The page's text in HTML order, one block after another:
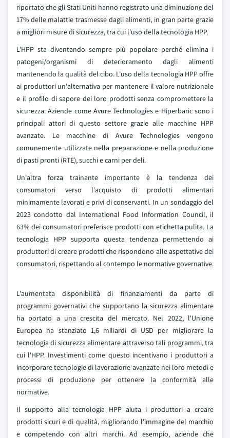
riportato che gli Stati Uniti hanno registrato una diminuzione del
17% delle malattie trasmesse dagli alimenti, in gran parte grazie
a migliori misure di sicurezza, tra cui l'uso della tecnologia HPP.
L'HPP sta diventando sempre più popolare perché elimina i
patogeni/organismi di deterioramento dagli alimenti
mantenendo la qualità del cibo. L'uso della tecnologia HPP offre
ai produttori un'alternativa per mantenere il valore nutrizionale
e il profilo di sapore dei loro prodotti senza compromettere la
sicurezza. Aziende come Avure Technologies e Hiperbaric sono i
principali attori di questo settore grazie alle macchine HPP
avanzate. Le macchine di Avure Technologies vengono
comunemente utilizzate nella preparazione e nella produzione
di pasti pronti (RTE), succhi e carni per deli.
Un'altra forza trainante importante è la tendenza dei
consumatori verso l'acquisto di prodotti alimentari
minimamente lavorati e privi di conservanti. In un sondaggio del
2023 condotto dal International Food Information Council, il
63% dei consumatori preferisce prodotti con etichetta pulita. La
tecnologia HPP supporta questa tendenza permettendo ai
produttori di creare prodotti che rispondono alle aspettative dei
consumatori, rispettando al contempo le normative governative.
L'aumentata disponibilità di finanziamenti da parte di
programmi governativi che supportano la sicurezza alimentare
ha portato a una crescita del mercato. Nel 2022, l'Unione
Europea ha stanziato 1,6 miliardi di USD per migliorare la
tecnologia di sicurezza alimentare attraverso tali programmi, tra
cui l'HPP. Investimenti come questo incentivano i produttori a
incorporare tecnologie di lavorazione avanzate nei loro metodi e
processi di produzione per ottenere la conformità alle
normative.
Il supporto alla tecnologia HPP aiuta i produttori a creare
prodotti sicuri e di qualità, migliorando l'immagine del marchio
e competendo con altri marchi. Ad esempio, aziende che